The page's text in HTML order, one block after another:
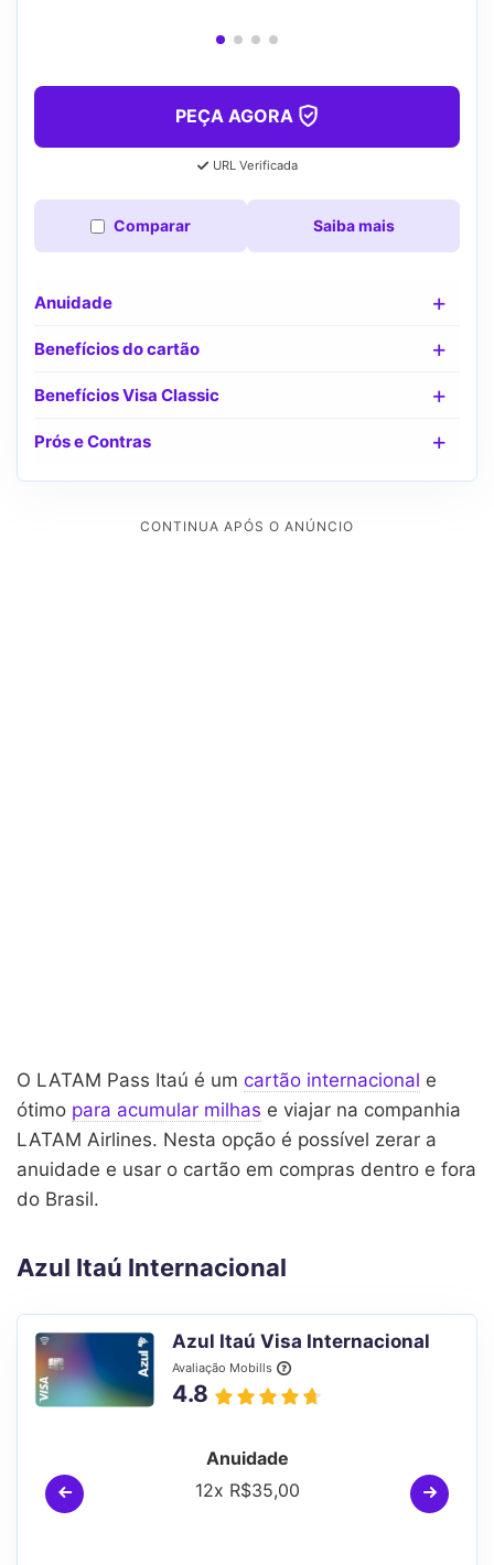
PEÇA AGORA
URL Verificada
Comparar Saiba mais
Anuidade
Benefícios do cartão
Benefícios Visa Classic
Prós e Contras
O LATAM Pass Itaú é um cartão internacional e
ótimo para acumular milhas e viajar na companhia
LATAM Airlines. Nesta opção é possível zerar a
anuidade e usar o cartão em compras dentro e fora
do Brasil.
Azul Itaú Internacional
Azul Itaú Visa Internacional
Avaliação Mobills
4.8
Anuidade
12x R$35,00